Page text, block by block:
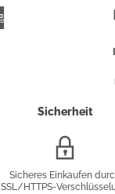
Sicherheit
Sicheres Einkaufen
SSL/HTTPS-